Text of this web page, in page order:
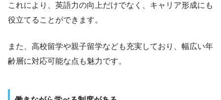
これにより、英語力の向上だけでなく、キャリア形成にも
役立てることができます。
また、高校留学や親子留学なども充実しており、幅広い年
齢層に対応可能な点も魅力です。